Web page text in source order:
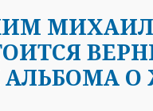
АЛЬБОМА